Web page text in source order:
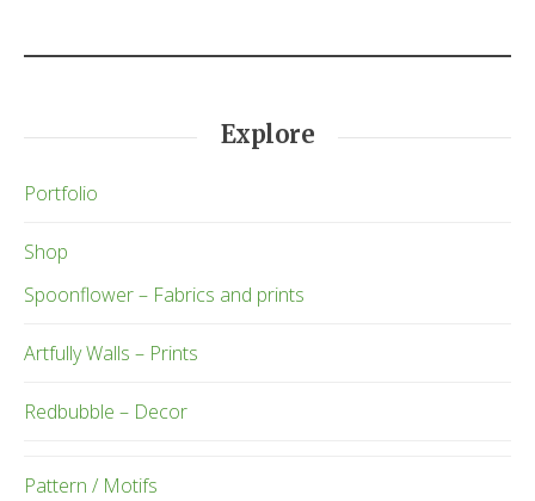
Explore
Portfolio
Shop
Spoonflower – Fabrics and prints
Artfully Walls – Prints
Redbubble – Decor
Pattern / Motifs